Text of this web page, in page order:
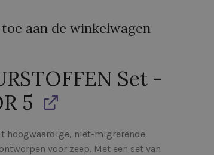
aan de winkelwagen
Set -
5
hoogwaardige, niet-migrerende
voor zeep. Met een set van